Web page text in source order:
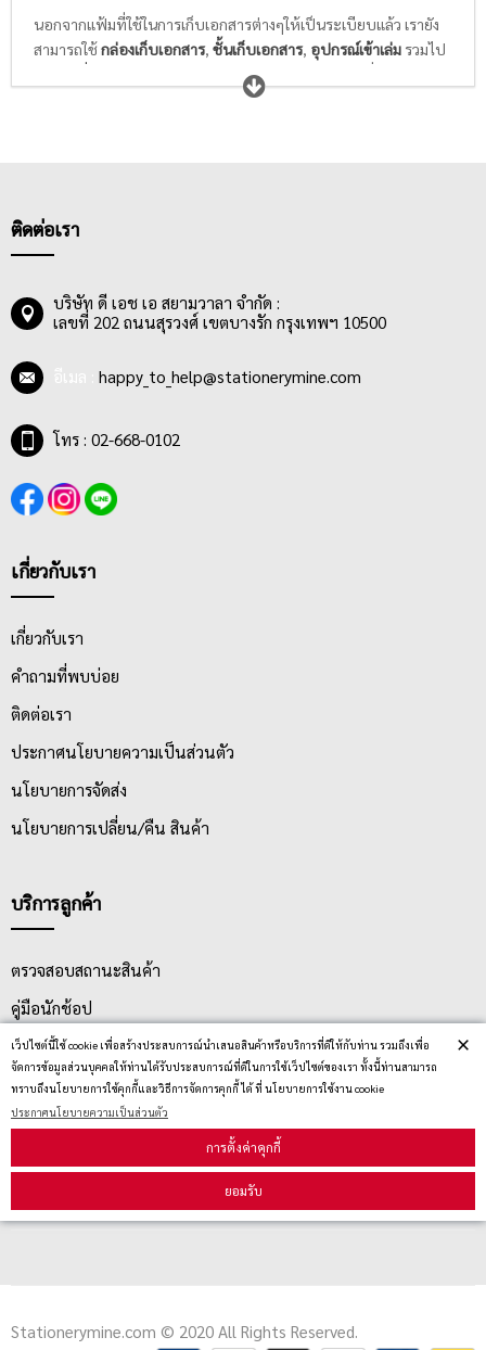
เว็ปไซต์นี้ใช้ cookie เพื่อสร้างประสบการณ์นำเสนอสินค้าหรือบริการที่ดีให้กับท่าน รวมถึงเพื่อ
จัดการข้อมูลส่วนบุคคลให้ท่านได้รับประสบการณ์ที่ดีในการใช้เว็ปไซต์ของเรา ทั้งนี้ท่านสามารถ
ทราบถึงนโยบายการใช้คุกกี้และวิธีการจัดการคุกกี้ ได้ ที่ นโยบายการใช้งาน cookie
ประกาศนโยบายความเป็นส่วนตัว
การตั้งค่าคุกกี้
ยอมรับ
×
นอกจากแฟ้มที่ใช้ในการเก็บเอกสารต่างๆให้เป็นระเบียบแล้ว เรายัง
สามารถใช้กล่องเก็บเอกสาร, ชั้นเก็บเอกสาร, อุปกรณ์เข้าเล่ม รวมไป
เป็นอุปกรณ์ในการจัดเก็บที่สามารถช่วย
พนักงานออฟฟิศสามารถจัดการกับเอกสารกองโตได้อย่างมี
ติดต่อเรา
บริษัท ดี เอช เอ สยามวาลา จำกัด :
เลขที่ 202 ถนนสุรวงศ์ เขตบางรัก กรุงเทพฯ 10500
happy_to_help@stationerymine.com
โทร : 02-668-0102
เกี่ยวกับเรา
เกี่ยวกับเรา
คำถามที่พบบ่อย
ติดต่อเรา
ประกาศนโยบายความเป็นส่วนตัว
นโยบายการจัดส่ง
นโยบายการเปลี่ยน/คืน สินค้า
บริการลูกค้า
ตรวจสอบสถานะสินค้า
คู่มือนักช้อป
วิธีลบคุกกี้
สมัครรับข่าวสาร
รับข่าวสาร
Stationerymine.com © 2020 All Rights Reserved.